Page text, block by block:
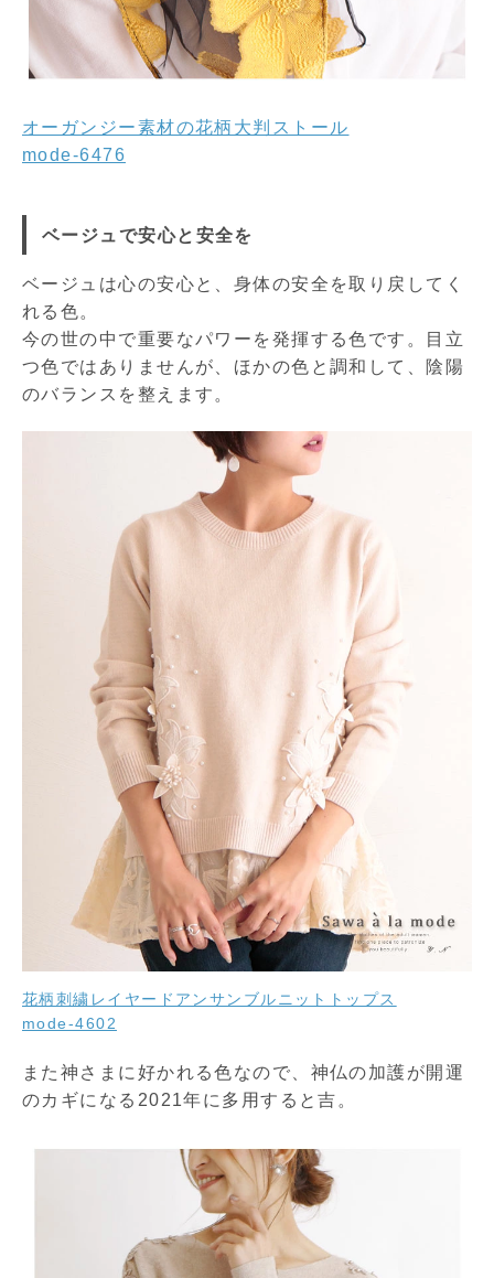
オーガンジー素材の花柄大判ストール
mode-6476
ベージュで安心と安全を
ベージュは心の安心と、身体の安全を取り戻してく
れる色。
今の世の中で重要なパワーを発揮する色です。目立
つ色ではありませんが、ほかの色と調和して、陰陽
のバランスを整えます。
花柄刺繍レイヤードアンサンブルニットトップス
mode-4602
また神さまに好かれる色なので、神仏の加護が開運
のカギになる2021年に多用すると吉。